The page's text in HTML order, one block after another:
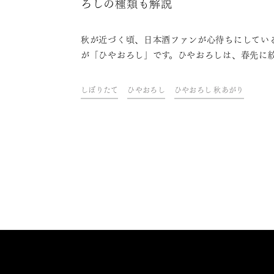
ろしの種類も解説
秋が近づく頃、日本酒ファンが心待ちにしてい
が「ひやおろし」です。ひやおろしは、春先に
熟成の旨味と丸みあるまろやかな味わいが魅力で
す。本記事では、ひやおろしの特徴や楽しみ方、
しぼりたて ひやおろし ひやおろし 秋あがり